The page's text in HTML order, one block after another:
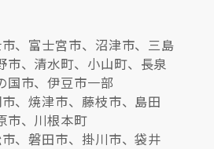
、富士宮市、沼津市、三島
市、清水町、小山町、長泉
国市、伊豆市一部
、焼津市、藤枝市、島田
市、川根本町
、磐田市、掛川市、袋井